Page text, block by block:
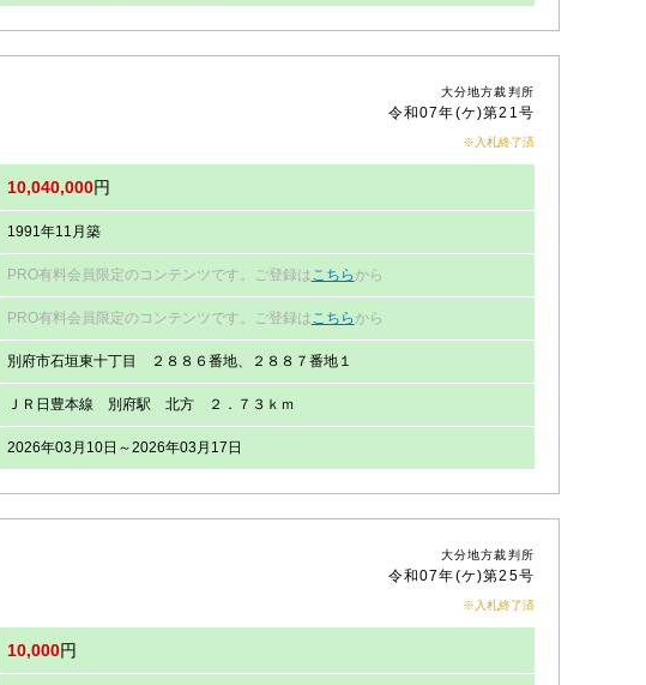
大分地方裁判所
令和07年(ケ)第21号
※入札終了済
10,040,000円
1991年11月築
PRO有料会員限定のコンテンツです。ご登録はこちら から
PRO有料会員限定のコンテンツです。ご登録はこちら から
別府市石垣東十丁目 ２８８６番地、２８８７番地１
ＪＲ日豊本線 別府駅 北方 ２．７３ｋｍ
2026年03月10日～2026年03月17日
大分地方裁判所
令和07年(ケ)第25号
※入札終了済
10,000円